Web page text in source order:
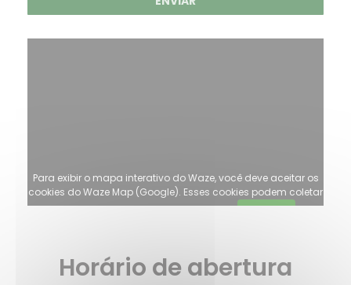
Para exibir o mapa interativo do Waze, você deve aceitar os
cookies do Waze Map (Google). Esses cookies podem coletar
dados de navegação e localização. Autorizar
Horário de abertura